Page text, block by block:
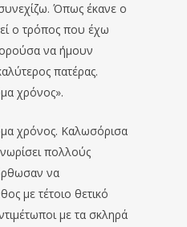
Όπως έκανε ο
ο τρόπος που έχω
να ήμουν
πατέρας.
χρόνος».
χρόνος. Καλωσόρισα
πολλούς
να
με τέτοιο θετικό
με τα σκληρά